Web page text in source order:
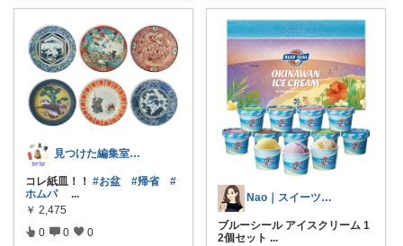
見つけた編集室｜DESIGN
コレ紙皿！！ #お盆 #帰省
#
ホムパ
...
￥ 2,475
0 0 0
Nao｜スイーツROOM🍰
ブルーシール アイスクリーム 1
2個セット ...